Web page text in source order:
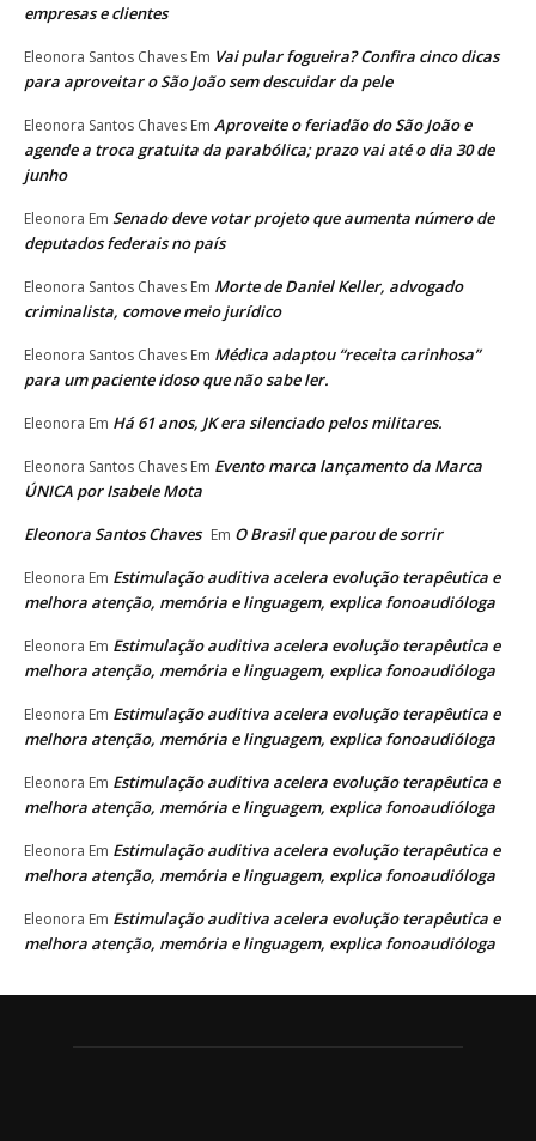
empresas e clientes
Eleonora Santos Chaves Em Vai pular fogueira? Confira cinco dicas
para aproveitar o São João sem descuidar da pele
Eleonora Santos Chaves Em Aproveite o feriadão do São João e
agende a troca gratuita da parabólica; prazo vai até o dia 30 de
junho
Eleonora Em Senado deve votar projeto que aumenta número de
deputados federais no país
Eleonora Santos Chaves Em Morte de Daniel Keller, advogado
criminalista, comove meio jurídico
Eleonora Santos Chaves Em Médica adaptou “receita carinhosa”
para um paciente idoso que não sabe ler.
Eleonora Em Há 61 anos, JK era silenciado pelos militares.
Eleonora Santos Chaves Em Evento marca lançamento da Marca
ÚNICA por Isabele Mota
Eleonora Santos Chaves Em O Brasil que parou de sorrir
Eleonora Em Estimulação auditiva acelera evolução terapêutica e
melhora atenção, memória e linguagem, explica fonoaudióloga
Eleonora Em Estimulação auditiva acelera evolução terapêutica e
melhora atenção, memória e linguagem, explica fonoaudióloga
Eleonora Em Estimulação auditiva acelera evolução terapêutica e
melhora atenção, memória e linguagem, explica fonoaudióloga
Eleonora Em Estimulação auditiva acelera evolução terapêutica e
melhora atenção, memória e linguagem, explica fonoaudióloga
Eleonora Em Estimulação auditiva acelera evolução terapêutica e
melhora atenção, memória e linguagem, explica fonoaudióloga
Eleonora Em Estimulação auditiva acelera evolução terapêutica e
melhora atenção, memória e linguagem, explica fonoaudióloga